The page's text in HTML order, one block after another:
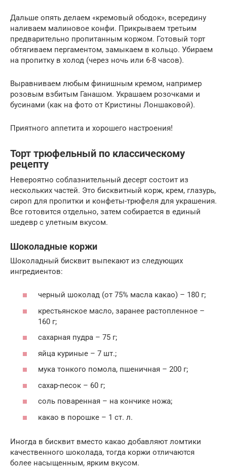
Дальше опять делаем «кремовый ободок», всередину
наливаем малиновое конфи. Прикрываем третьим
предварительно пропитанным коржом. Готовый торт
обтягиваем пергаментом, замыкаем в кольцо. Убираем
на пропитку в холод (через ночь или 6-8 часов).
Выравниваем любым финишным кремом, например
розовым взбитым Ганашом. Украшаем розочками и
бусинами (как на фото от Кристины Лоншаковой).
Приятного аппетита и хорошего настроения!
Торт трюфельный по классическому
рецепту
Невероятно соблазнительный десерт состоит из
нескольких частей. Это бисквитный корж, крем, глазурь,
сироп для пропитки и конфеты-трюфеля для украшения.
Все готовится отдельно, затем собирается в единый
шедевр с улетным вкусом.
Шоколадные коржи
Шоколадный бисквит выпекают из следующих
ингредиентов:
черный шоколад (от 75% масла какао) – 180 г;
крестьянское масло, заранее растопленное –
160 г;
сахарная пудра – 75 г;
яйца куриные – 7 шт.;
мука тонкого помола, пшеничная – 200 г;
сахар-песок – 60 г;
соль поваренная – на кончике ножа;
какао в порошке – 1 ст. л.
Иногда в бисквит вместо какао добавляют ломтики
качественного шоколада, тогда коржи отличаются
более насыщенным, ярким вкусом.